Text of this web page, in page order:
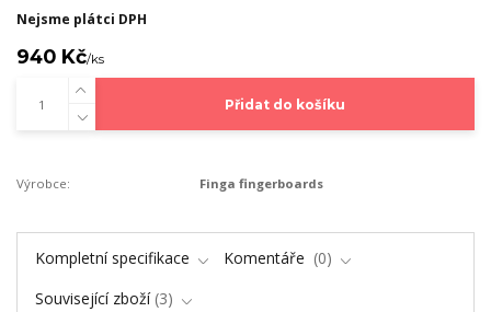
Nejsme plátci DPH
940 Kč/ks
Přidat do košíku
Výrobce: Finga fingerboards
Kompletní specifikace Komentáře
0
Související zboží 3